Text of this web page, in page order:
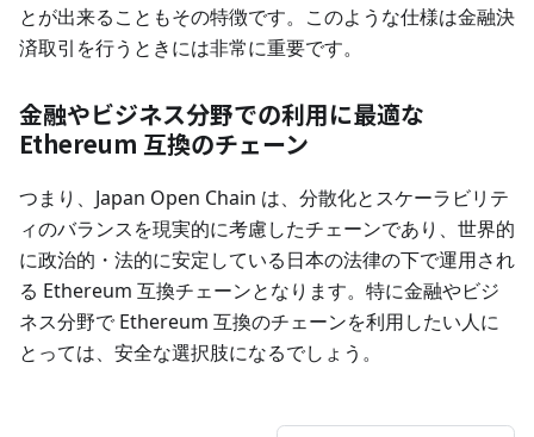
とが出来ることもその特徴です。このような仕様は金融決
済取引を行うときには非常に重要です。
金融やビジネス分野での利用に最適な
Ethereum 互換のチェーン
つまり、Japan Open Chain は、分散化とスケーラビリテ
ィのバランスを現実的に考慮したチェーンであり、世界的
に政治的・法的に安定している日本の法律の下で運用され
る Ethereum 互換チェーンとなります。特に金融やビジ
ネス分野で Ethereum 互換のチェーンを利用したい人に
とっては、安全な選択肢になるでしょう。